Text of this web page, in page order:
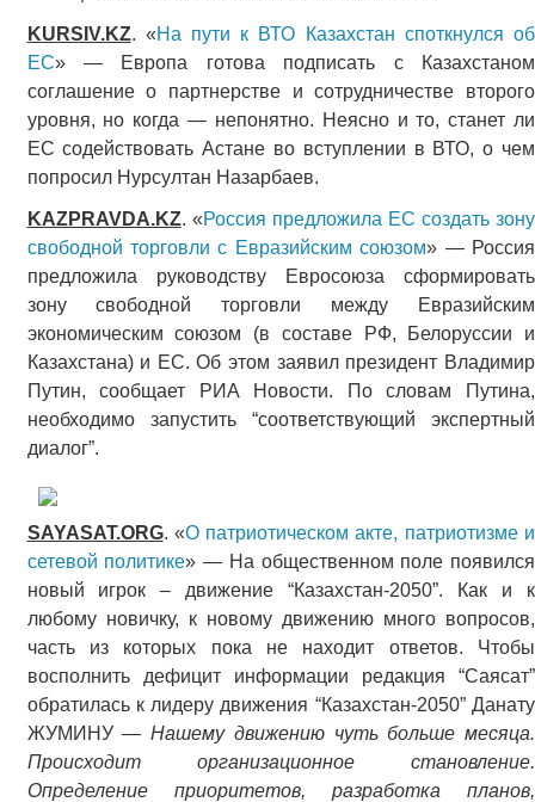
KURSIV.KZ. «На пути к ВТО Казахстан споткнулся об
ЕС» — Европа готова подписать с Казахстаном
соглашение о партнерстве и сотрудничестве второго
уровня, но когда — непонятно. Неясно и то, станет ли
ЕС содействовать Астане во вступлении в ВТО, о чем
попросил Нурсултан Назарбаев.
KAZPRAVDA.KZ. «Россия предложила ЕС создать зону
свободной торговли с Евразийским союзом» — Россия
предложила руководству Евросоюза сформировать
зону свободной торговли между Евразийским
экономическим союзом (в составе РФ, Белоруссии и
Казахстана) и ЕС. Об этом заявил президент Владимир
Путин, сообщает РИА Новости. По словам Путина,
необходимо запустить “соответствующий экспертный
диалог”.
SAYASAT.ORG. «О патриотическом акте, патриотизме и
сетевой политике» — На общественном поле появился
новый игрок – движение “Казахстан-2050”. Как и к
любому новичку, к новому движению много вопросов,
часть из которых пока не находит ответов. Чтобы
восполнить дефицит информации редакция “Саясат”
обратилась к лидеру движения “Казахстан-2050” Данату
ЖУМИНУ — Нашему движению чуть больше месяца.
Происходит организационное становление.
Определение приоритетов, разработка планов,